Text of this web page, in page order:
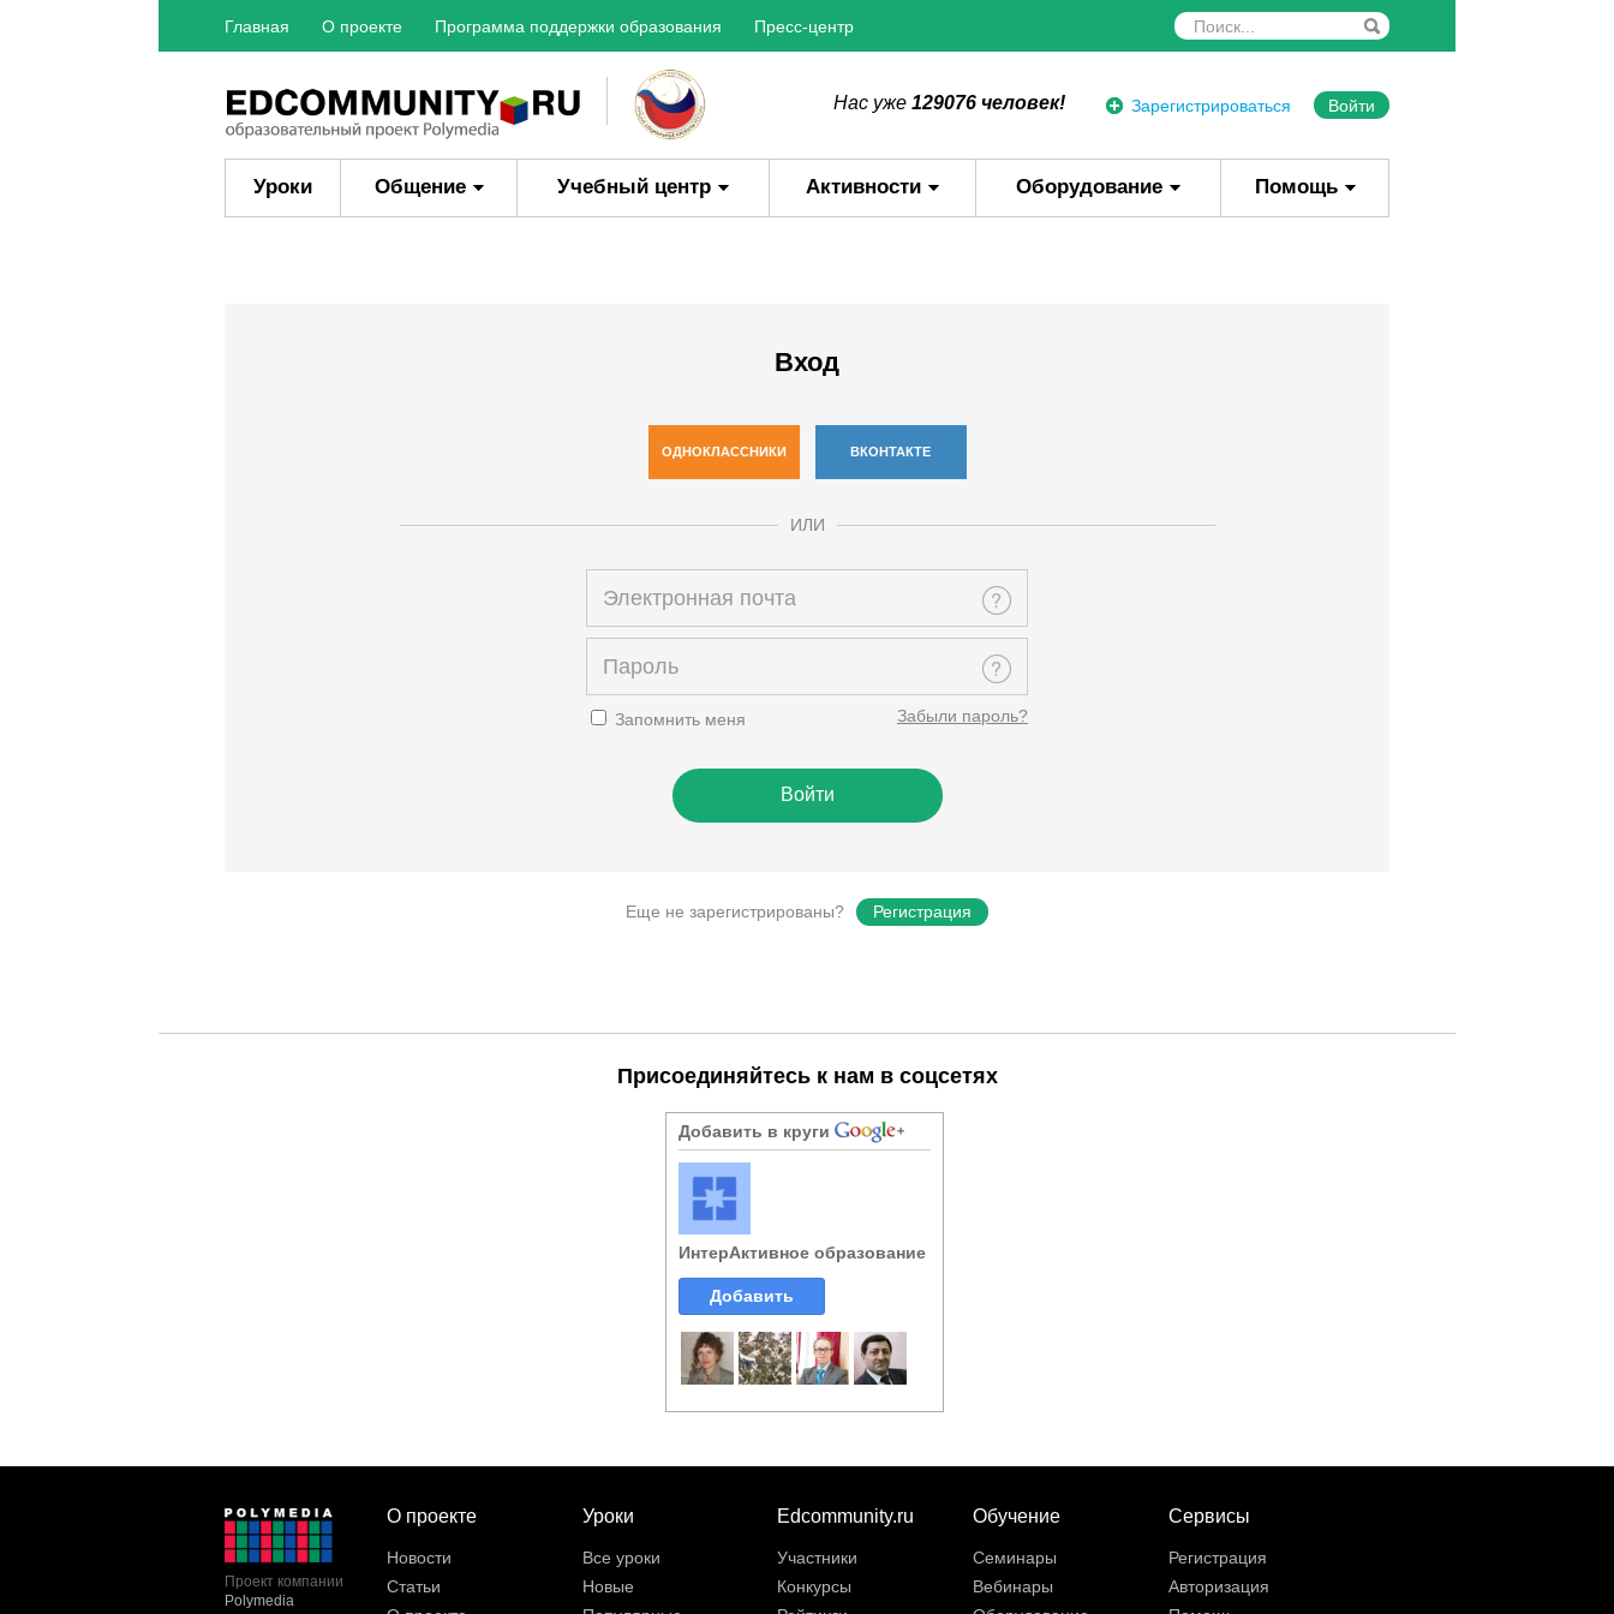
Главная О проекте Программа поддержки образования Пресс-центр
Зарегистрироваться Войти
Нас уже 129076 человек!
Уроки Общение Учебный центр Активности Оборудование Помощь
Вход
ОДНОКЛАССНИКИ ВКОНТАКТЕ
ИЛИ
Запомнить меня Забыли пароль?
Еще не зарегистрированы? Регистрация
Присоединяйтесь к нам в соцсетях
Добавить в круги
ИнтерАктивное образование
Добавить
Проект компании
Polymedia
О проекте
Новости
Статьи
Уроки
Все уроки
Новые
Edcommunity.ru
Участники
Конкурсы
Обучение
Семинары
Вебинары
Сервисы
Регистрация
Авторизация